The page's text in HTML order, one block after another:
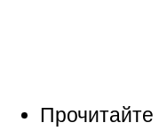
Прочитайте